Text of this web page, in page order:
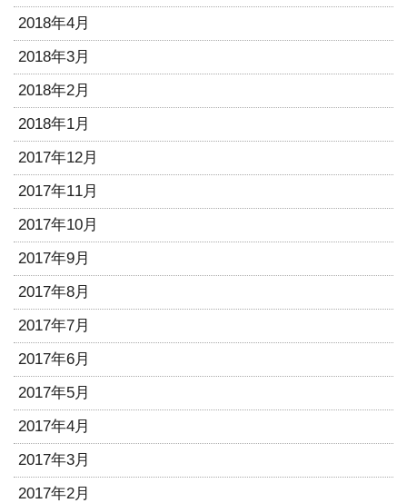
2018年4月
2018年3月
2018年2月
2018年1月
2017年12月
2017年11月
2017年10月
2017年9月
2017年8月
2017年7月
2017年6月
2017年5月
2017年4月
2017年3月
2017年2月